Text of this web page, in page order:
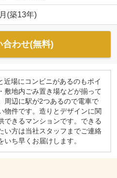
(築13年)
合わせ(無料)
近場にコンビニがあるのもポイ
敷地内ごみ置き場などが揃って
周辺に駅が2つあるので電車で
物件です。造りとデザインに関
できるマンションです。できる
い方は当社スタッフまでご連絡
ち早くお届けします。